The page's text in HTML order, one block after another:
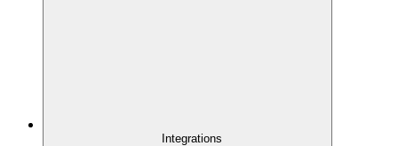
Integrations